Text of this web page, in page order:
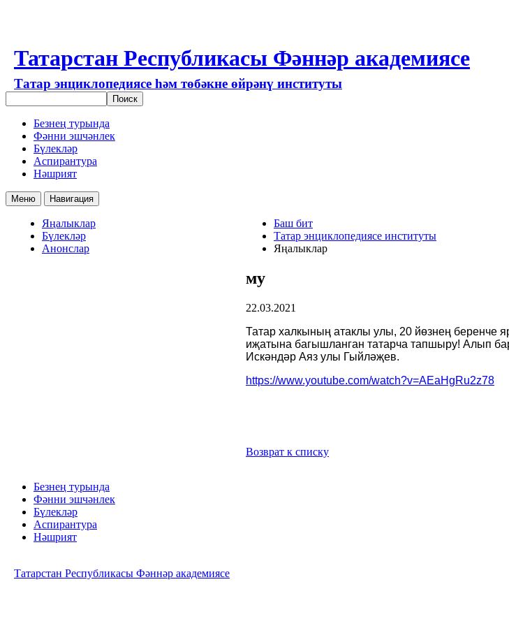
Татарстан Республикасы Фәннәр академиясе
Татар энциклопедиясе һәм төбәкне өйрәнү институты
Безнең турында
Фәнни эшчәнлек
Бүлекләр
Аспирантура
Нәшрият
Меню Навигация
Яңалыклар
Бүлекләр
Анонслар
Баш бит
Татар энциклопедиясе институты
Яңалыклар
му
22.03.2021
Татар халкының атаклы улы, 20 йөзнең
иҗатына багышланган татарча тапшыру! Алып
Искәндәр Аяз улы Гыйләҗев.
https://www.youtube.com/watch?v=AEaHgRu2z78
Возврат к списку
Безнең турында
Фәнни эшчәнлек
Бүлекләр
Аспирантура
Нәшрият
Татарстан Республикасы Фәннәр академиясе